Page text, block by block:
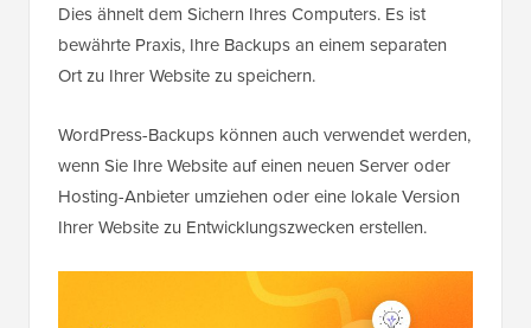
Dies ähnelt dem Sichern Ihres Computers. Es ist
bewährte Praxis, Ihre Backups an einem separaten
Ort zu Ihrer Website zu speichern.
WordPress-Backups können auch verwendet werden,
wenn Sie Ihre Website auf einen neuen Server oder
Hosting-Anbieter umziehen oder eine lokale Version
Ihrer Website zu Entwicklungszwecken erstellen.